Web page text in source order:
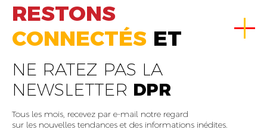
RESTONS
CONNECTÉS ET
NE RATEZ PAS LA
NEWSLETTER DPR
Tous les mois, recevez par e-mail notre regard
sur les nouvelles tendances et des informations inédites.